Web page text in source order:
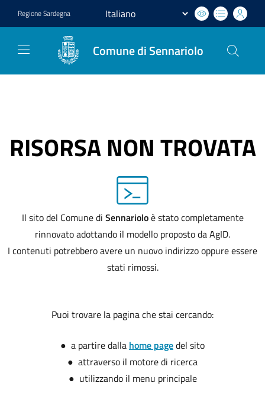
RegioneSardegna
Comune di Sennariolo
RISORSA NON TROVATA
Il sito del Comune di Sennarioloè stato completamente
rinnovato adottando il modello proposto da AgID.
I contenuti potrebbero avere un nuovo indirizzo oppure essere
stati rimossi.
Puoi trovare la pagina che stai cercando:
● a partire dalla home pagedel sito
● attraverso il motore di ricerca
● utilizzando il menu principale